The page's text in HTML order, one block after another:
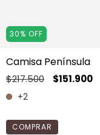
30% OFF
Camisa Península
$217.500 $151.900
+2
COMPRAR